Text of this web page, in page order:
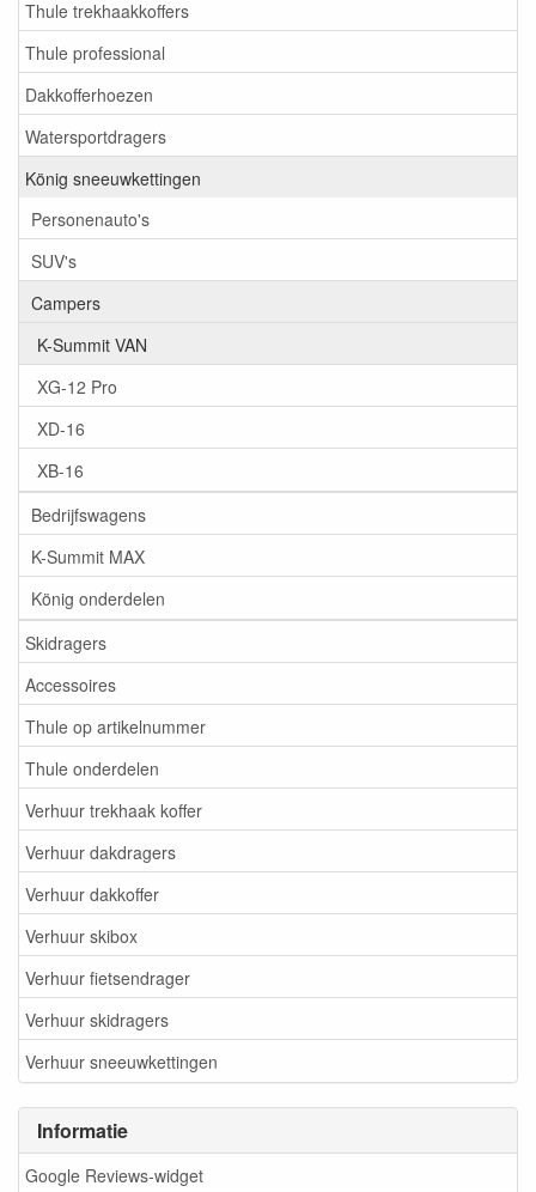
Thule trekhaakkoffers
Thule professional
Dakkofferhoezen
Watersportdragers
König sneeuwkettingen
Personenauto's
SUV's
Campers
K-Summit VAN
XG-12 Pro
XD-16
XB-16
Bedrijfswagens
K-Summit MAX
König onderdelen
Skidragers
Accessoires
Thule op artikelnummer
Thule onderdelen
Verhuur trekhaak koffer
Verhuur dakdragers
Verhuur dakkoffer
Verhuur skibox
Verhuur fietsendrager
Verhuur skidragers
Verhuur sneeuwkettingen
Informatie
Google Reviews-widget